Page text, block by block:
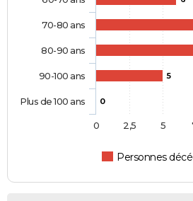
5
0
Personnes
70-80 ans
80-90 ans
90-100 ans
Plus de 100 ans
0 2,5 5